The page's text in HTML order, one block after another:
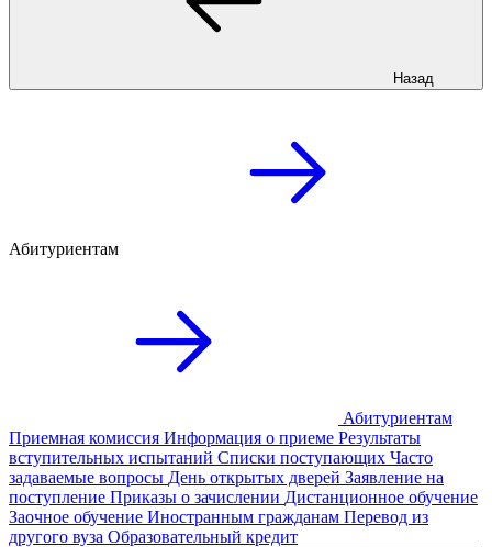
Назад
Абитуриентам
Абитуриентам
Приемная комиссия Информация о приеме Результаты
вступительных испытаний Списки поступающих Часто
задаваемые вопросы День открытых дверей Заявление на
поступление Приказы о зачислении Дистанционное обучение
Заочное обучение Иностранным гражданам Перевод из
другого вуза Образовательный кредит